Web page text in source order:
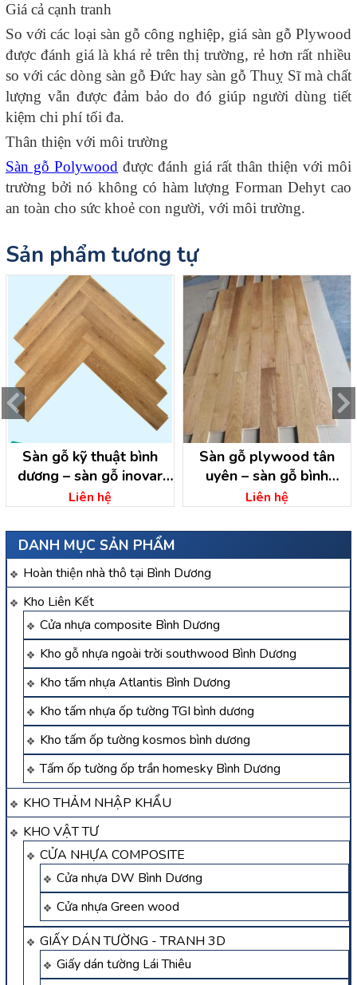
DANH MỤC SẢN PHẨM
Hoàn thiện nhà thô tại Bình Dương
Kho Liên Kết
Cửa nhựa composite Bình Dương
Kho gỗ nhựa ngoài trời southwood Bình Dương
Kho tấm nhựa Atlantis Bình Dương
Kho tấm nhựa ốp tường TGI bình dương
Kho tấm ốp tường kosmos bình dương
Tấm ốp tường ốp trần homesky Bình Dương
KHO THẢM NHẬP KHẨU
KHO VẬT TƯ
CỬA NHỰA COMPOSITE
Cửa nhựa DW Bình Dương
Cửa nhựa Green wood
GIẤY DÁN TƯỜNG - TRANH 3D
Giấy dán tường Lái Thiêu
Giá cả cạnh tranh
So với các loại sàn gỗ công nghiệp, giá sàn gỗ Plywood
được đánh giá là khá rẻ trên thị trường, rẻ hơn rất nhiều
so với các dòng sàn gỗ Đức hay sàn gỗ Thuỵ Sĩ mà chất
lượng vẫn được đảm bảo do đó giúp người dùng tiết
kiệm chi phí tối đa.
Thân thiện với môi trường
Sàn gỗ Polywood được đánh giá rất thân thiện với môi
trường bởi nó không có hàm lượng Forman Dehyt cao
an toàn cho sức khoẻ con người, với môi trường.
Sản phẩm tương tự
Sàn gỗ kỹ thuật bình
dương – sàn gỗ inovar
bình dương
Liên hệ
Sàn gỗ plywood tân
uyên – sàn gỗ bình
dương
Liên hệ